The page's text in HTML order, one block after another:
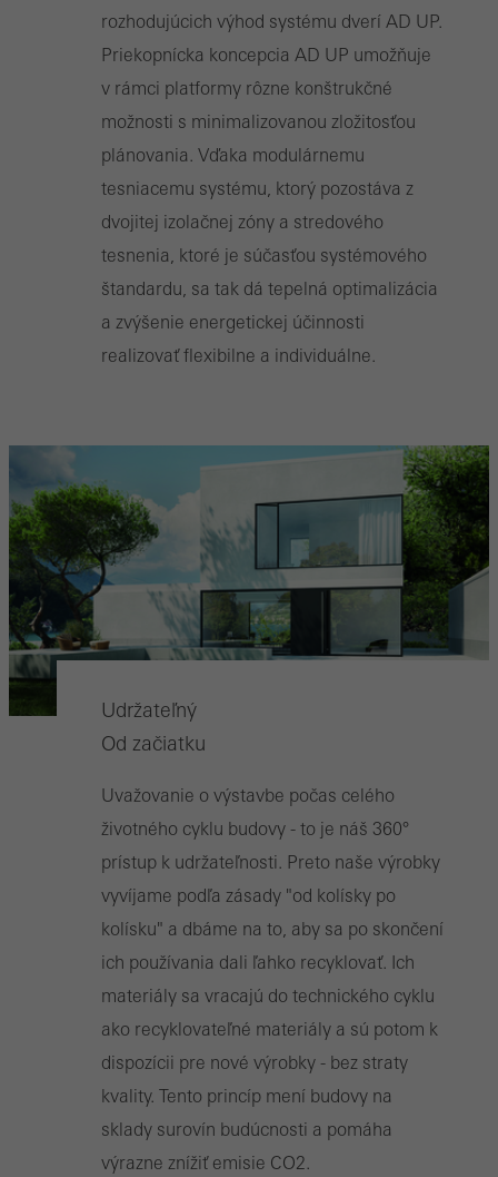
rozhodujúcich výhod systému dverí AD UP.
Priekopnícka koncepcia AD UP umožňuje
v rámci platformy rôzne konštrukčné
možnosti s minimalizovanou zložitosťou
plánovania. Vďaka modulárnemu
tesniacemu systému, ktorý pozostáva z
dvojitej izolačnej zóny a stredového
tesnenia, ktoré je súčasťou systémového
štandardu, sa tak dá tepelná optimalizácia
a zvýšenie energetickej účinnosti
realizovať flexibilne a individuálne.
Udržateľný
Od začiatku
Uvažovanie o výstavbe počas celého
životného cyklu budovy - to je náš 360°
prístup k udržateľnosti. Preto naše výrobky
vyvíjame podľa zásady "od kolísky po
kolísku" a dbáme na to, aby sa po skončení
ich používania dali ľahko recyklovať. Ich
materiály sa vracajú do technického cyklu
ako recyklovateľné materiály a sú potom k
dispozícii pre nové výrobky - bez straty
kvality. Tento princíp mení budovy na
sklady surovín budúcnosti a pomáha
výrazne znížiť emisie CO2.